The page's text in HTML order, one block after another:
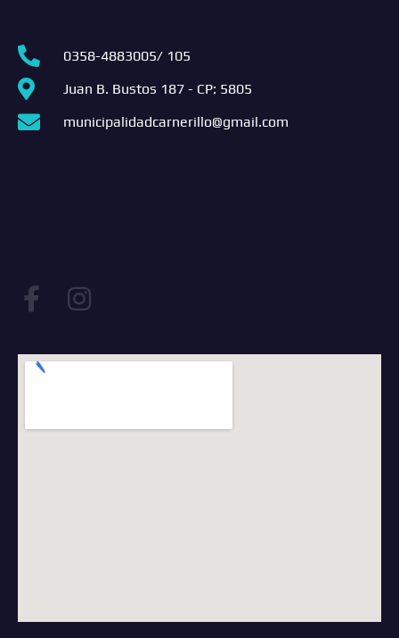
0358-4883005/ 105
Juan B. Bustos 187 - CP: 5805
municipalidadcarnerillo@gmail.com